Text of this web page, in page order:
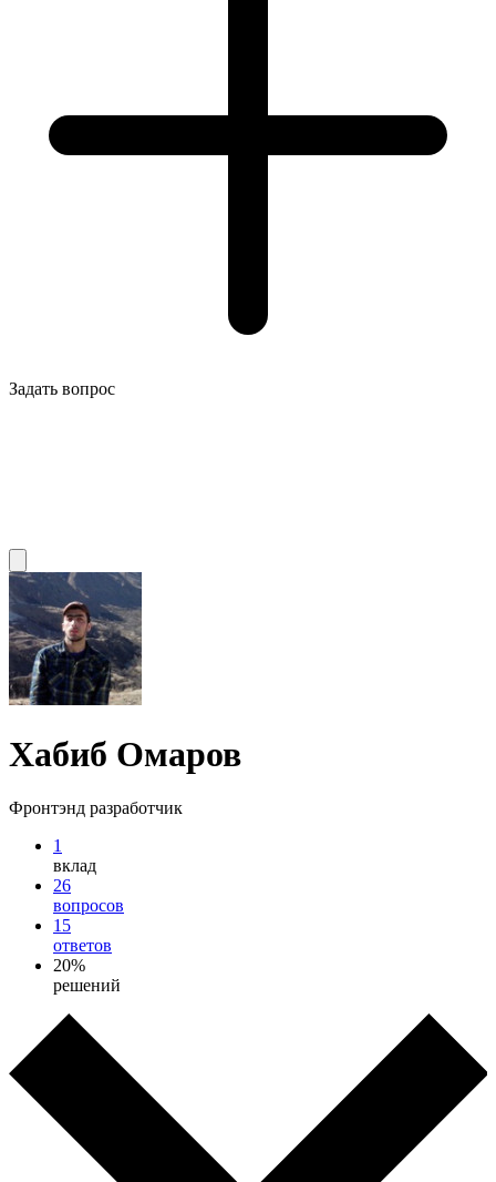
Задать вопрос
Хабиб Омаров
Фронтэнд разработчик
1
вклад
26
вопросов
15
ответов
20%
решений